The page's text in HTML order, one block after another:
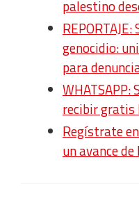
palestino
genocidio:
para
WHATSAPP:
recibir gratis
Regístrate
un avance